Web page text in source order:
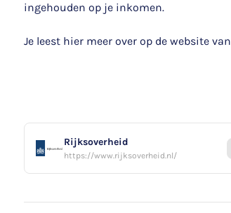
ingehouden op je inkomen.
Je leest hier meer over op de website van
Rijksoverheid
https://www.rijksoverheid.nl/